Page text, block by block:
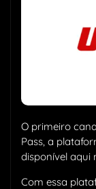
O primeiro
Pass, a
disponível aqui
Com essa